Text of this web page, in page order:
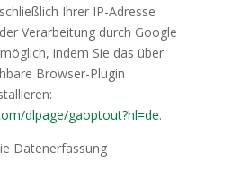
Ihrer IP-Adresse
Verarbeitung durch Google
indem Sie das über
Browser-Plugin
dlpage/gaoptout?hl=de.
Datenerfassung